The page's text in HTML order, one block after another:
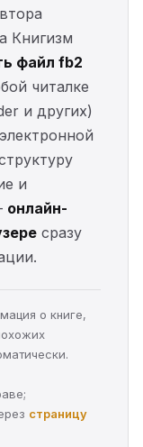
Книгизм
файл fb2
читалке
и других)
и
онлайн-
сразу
о книге,
страницу